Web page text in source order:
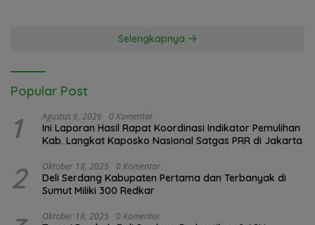
Selengkapnya
Popular Post
1 Agustus 6, 2026 0 Komentar
Ini Laporan Hasil Rapat Koordinasi Indikator Pemulihan
Kab. Langkat Kaposko Nasional Satgas PRR di Jakarta
2 Oktober 18, 2025 0 Komentar
Deli Serdang Kabupaten Pertama dan Terbanyak di
Sumut Miliki 300 Redkar
Oktober 18, 2025 0 Komentar